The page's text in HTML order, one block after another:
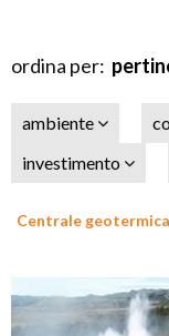
ordina per:
ambiente
investimento
Centrale geotermica